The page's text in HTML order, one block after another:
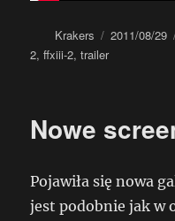
Autor
Krakers
Data
2011/08/29
2,ffxiii-2,trailer
Nowe
Pojawiła się nowa
jest podobnie jak w